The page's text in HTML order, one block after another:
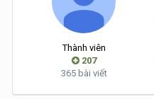
Thành viên
207
365 bài viết